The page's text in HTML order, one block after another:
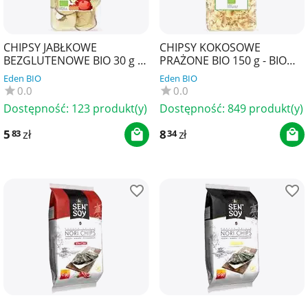
CHIPSY JABŁKOWE
BEZGLUTENOWE BIO 30 g -
BIOMINKI
Eden BIO
0.0
Dostępność: 123 produkt(y)
583zł
CHIPSY KOKOSOWE
PRAŻONE BIO 150 g - BIO
PLANET
Eden BIO
0.0
Dostępność: 849 produkt(y)
834zł